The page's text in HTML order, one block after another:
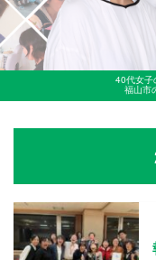
40代女子
福山市